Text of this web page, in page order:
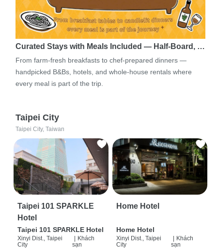
Curated Stays with Meals Included — Half-Board, …
From farm-fresh breakfasts to chef-prepared dinners —
handpicked B&Bs, hotels, and whole-house rentals where
every meal is part of the trip.
Taipei City
Taipei City, Taiwan
Taipei 101 SPARKLE
Hotel
Taipei 101 SPARKLE Hotel
Xinyi Dist., Taipei
City
Khách
sạn
Home Hotel
Home Hotel
Xinyi Dist., Taipei
City
Khách
sạn